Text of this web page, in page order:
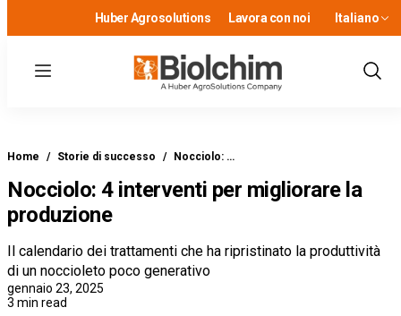
Huber Agrosolutions Lavora con noi Italiano
Menu
Show
Home / Storie di successo / Nocciolo: …
Nocciolo: 4 interventi per migliorare la
produzione
Il calendario dei trattamenti che ha ripristinato la produttività
di un noccioleto poco generativo
gennaio 23, 2025
3 min read